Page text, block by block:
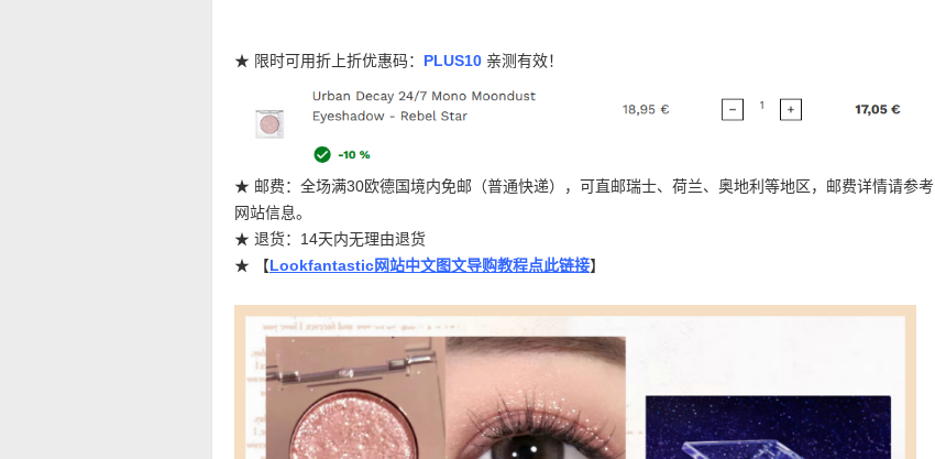
★ 限时可用折上折优惠码： PLUS10 亲测有效！
★ 邮费：全场满30欧德国境内免邮（普通快递），可直邮瑞士、荷兰、奥地利等地区，邮费详情请参考
网站信息。
★ 退货：14天内无理由退货
★ 【Lookfantastic网站中文图文导购教程点此链接】